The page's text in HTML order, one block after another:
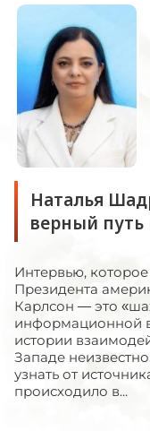
Наталья
верный путь
Интервью,
Президента
Карлсон — это
информационной
истории
Западе
узнать от
происходило в...